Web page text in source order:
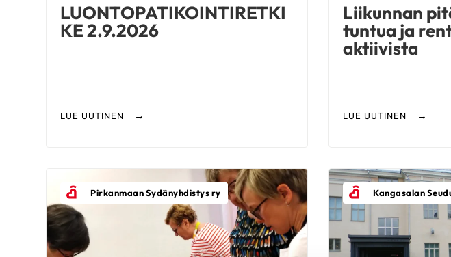
LUONTOPATIKOINTIRETKI
KE 2.9.2026
LUE UUTINEN
Liikunnan
tuntua ja
aktiivista
LUE UUTINEN
Pirkanmaan Sydänyhdistys ry Kangasalan